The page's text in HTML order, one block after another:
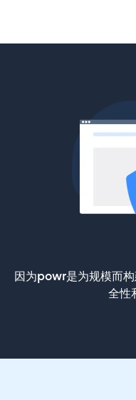
因为powr是为规模而
全性